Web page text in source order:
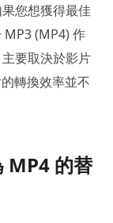
您想獲得最佳
MP3 (MP4) 作
要取決於影片
轉換效率並不
MP4 的替